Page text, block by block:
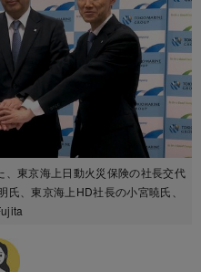
東京海上日動火災保険の社長交代
、東京海上HD社長の小宮暁氏、